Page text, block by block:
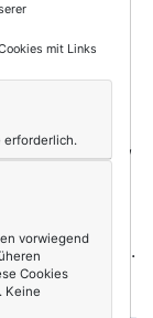
nach
Sicher,
II. Was in
zu einem
Eleganz.
– alles
mit Links
erforderlich.
vorwiegend
Cookies
Keine